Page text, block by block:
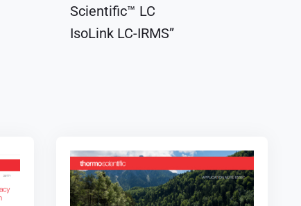
Scientific™ LC
IsoLink LC-IRMS”